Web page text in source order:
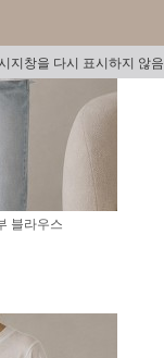
블라우스
지창을 다시 표시하지 않음